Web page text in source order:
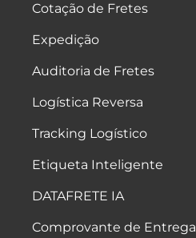
Cotação de Fretes
Expedição
Auditoria de Fretes
Logística Reversa
Tracking Logístico
Etiqueta Inteligente
DATAFRETE IA
Comprovante de Entrega